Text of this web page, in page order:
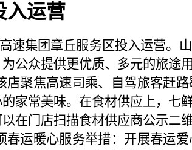
入运营
速集团章丘服务区投入运营。
公众提供更优质、多元的旅途用
聚焦高速司乘、自驾旅客赶
家常美味。在食材供应上，七
在门店扫描食材供应商公示二
运暖心服务举措：开展春运